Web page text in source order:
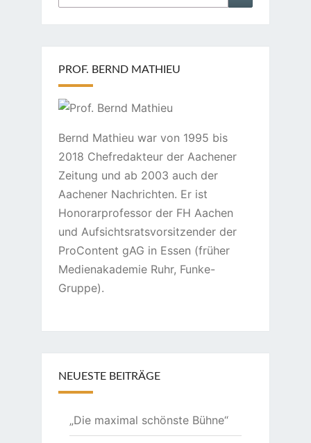
nach:
PROF. BERND MATHIEU
Bernd Mathieu war von 1995 bis
2018 Chefredakteur der Aachener
Zeitung und ab 2003 auch der
Aachener Nachrichten. Er ist
Honorarprofessor der FH Aachen
und Aufsichtsratsvorsitzender der
ProContent gAG in Essen (früher
Medienakademie Ruhr, Funke-
Gruppe).
NEUESTE BEITRÄGE
„Die maximal schönste Bühne“